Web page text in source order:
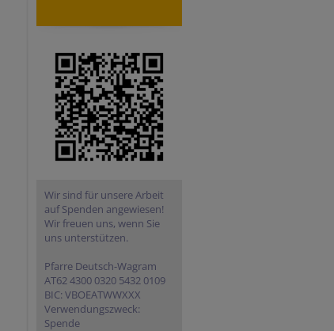
Wir sind für unsere Arbeit
auf Spenden angewiesen!
Wir freuen uns, wenn Sie
uns unterstützen.
Pfarre Deutsch-Wagram
AT62 4300 0320 5432 0109
BIC: VBOEATWWXXX
Verwendungszweck:
Spende